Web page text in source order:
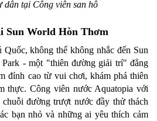
dân tại Công viên san hô
Sun World Hòn Thơm
không thể không nhắc đến Sun
- một "thiên đường giải trí" đẳng
đỉnh cao từ vui chơi, khám phá thiên
thực. Công viên nước Aquatopia với
đường trượt nước đầy thử thách
bạn nhỏ và những ai yêu thích cảm